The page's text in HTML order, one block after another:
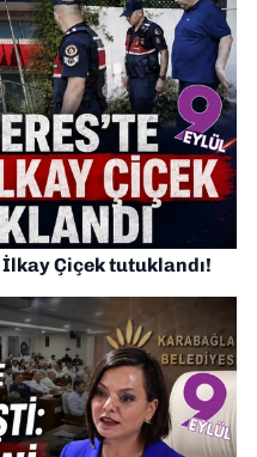
Çiçek tutuklandı!